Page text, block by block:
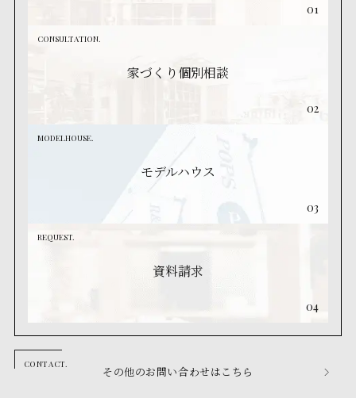
01
CONSULTATION.
家づくり個別相談
02
MODELHOUSE.
モデルハウス
03
REQUEST.
資料請求
04
その他のお問い合わせはこちら